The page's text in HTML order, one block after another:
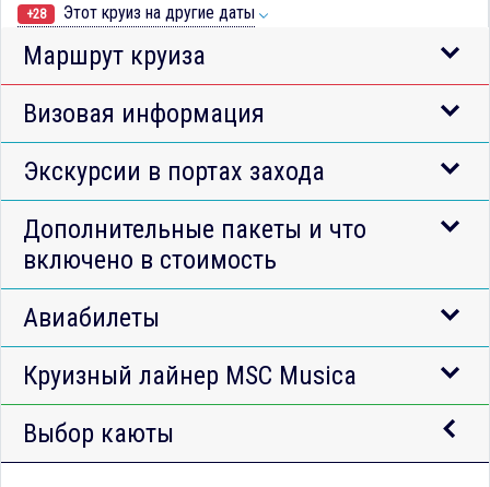
+28 Этот круиз на другие даты
Маршрут круиза
Визовая информация
Экскурсии в портах захода
Дополнительные пакеты и что
включено в стоимость
Авиабилеты
Круизный лайнер MSC Musica
Выбор каюты